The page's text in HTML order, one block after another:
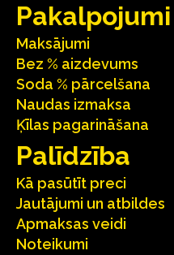
Pakalpojumi
Maksājumi
Bez % aizdevums
Soda % pārcelšana
Naudas izmaksa
Ķīlas pagarināšana
Palīdzība
Kā pasūtīt preci
Jautājumi un atbildes
Apmaksas veidi
Noteikumi